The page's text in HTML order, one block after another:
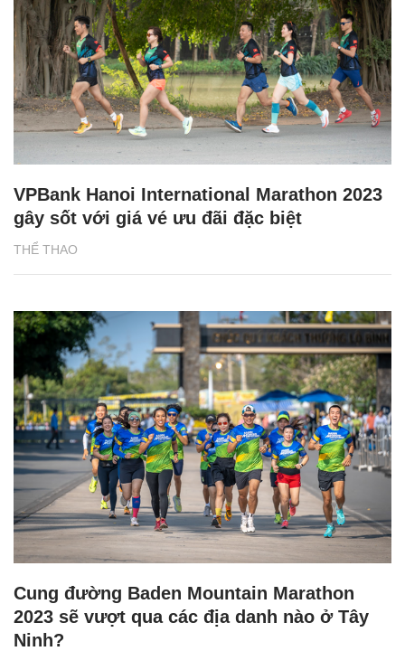
THỂ THAO
VPBank Hanoi International Marathon 2023
gây sốt với giá vé ưu đãi đặc biệt
Cung đường Baden Mountain Marathon
2023 sẽ vượt qua các địa danh nào ở Tây
Ninh?